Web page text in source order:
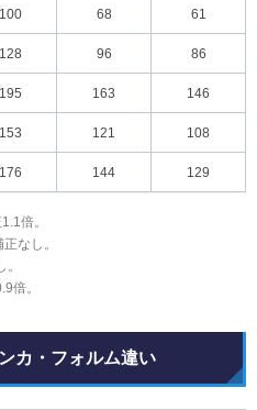
100 68 61
128 96 86
195 163 146
153 121 108
176 144 129
倍。
なし。
倍。
カ・フォルム違い